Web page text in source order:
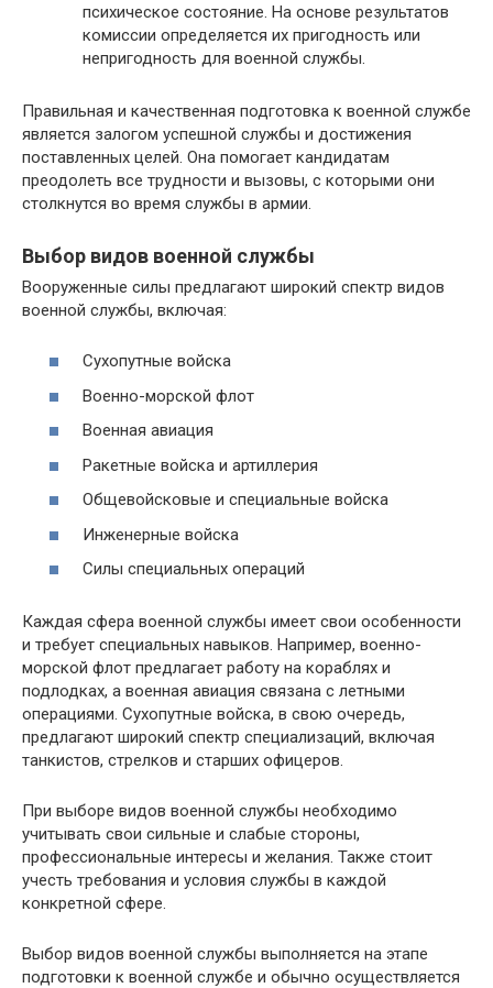
психическое состояние. На основе результатов
комиссии определяется их пригодность или
непригодность для военной службы.
Правильная и качественная подготовка к военной службе
является залогом успешной службы и достижения
поставленных целей. Она помогает кандидатам
преодолеть все трудности и вызовы, с которыми они
столкнутся во время службы в армии.
Выбор видов военной службы
Вооруженные силы предлагают широкий спектр видов
военной службы, включая:
Сухопутные войска
Военно-морской флот
Военная авиация
Ракетные войска и артиллерия
Общевойсковые и специальные войска
Инженерные войска
Силы специальных операций
Каждая сфера военной службы имеет свои особенности
и требует специальных навыков. Например, военно-
морской флот предлагает работу на кораблях и
подлодках, а военная авиация связана с летными
операциями. Сухопутные войска, в свою очередь,
предлагают широкий спектр специализаций, включая
танкистов, стрелков и старших офицеров.
При выборе видов военной службы необходимо
учитывать свои сильные и слабые стороны,
профессиональные интересы и желания. Также стоит
учесть требования и условия службы в каждой
конкретной сфере.
Выбор видов военной службы выполняется на этапе
подготовки к военной службе и обычно осуществляется